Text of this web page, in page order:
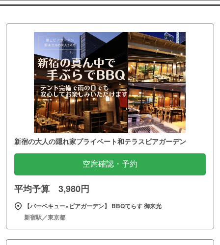
新宿の大人の隠れ家プライベート和テラスビアガーデン
空席確認・予約
平均予算 3,980円
【バーベキュー×ビアガーデン】 BBQてらす 御来光
新宿駅／東京都